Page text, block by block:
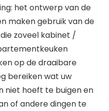
het ontwerp van de
maken gebruik van de
zoveel kabinet /
op de draaibare
bereiken wat uw
niet hoeft te buigen en
of andere dingen te